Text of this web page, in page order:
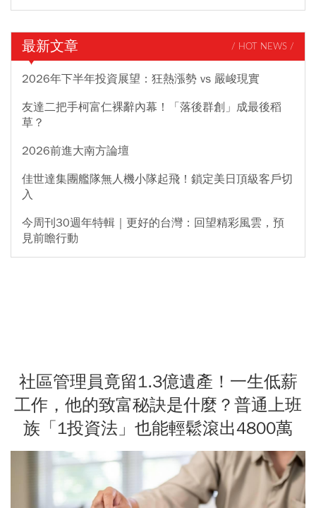
最新文章 / HOT NEWS /
2026年下半年投資展望：狂熱漲勢 vs 嚴峻現實
友達二把手柯富仁裸辭內幕！「落後群創」成最後稻
草？
2026前進大南方論壇
佳世達集團艦隊無人機小隊起飛！鎖定美日頂級客戶切
入
今周刊30週年特輯｜更好的台灣：回望精彩風雲，預
見前瞻行動
社區管理員竟留1.3億遺產！一生低薪
工作，他的致富秘訣是什麼？普通上班
族「1投資法」也能輕鬆滾出4800萬